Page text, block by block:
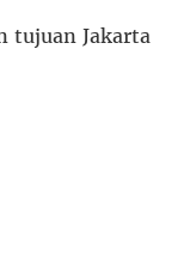
tujuan Jakarta